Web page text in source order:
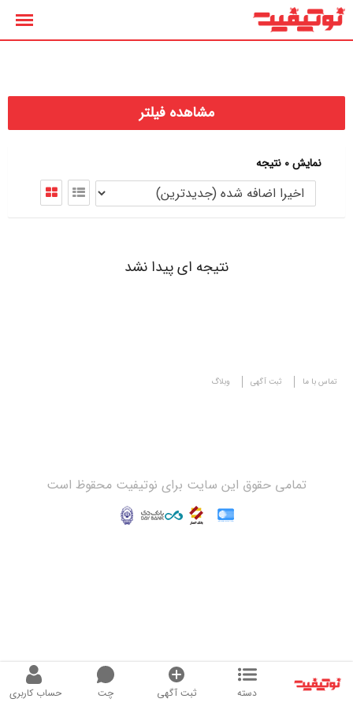
پرش
دسته ثبت آگهی چت حساب کاربری
مشاهده فیلتر
نمایش 0 نتیجه
نتیجه ای پیدا نشد
تماس با ما ثبت آگهی وبلاگ
تمامی حقوق این سایت برای نوتیفیت محقوظ است